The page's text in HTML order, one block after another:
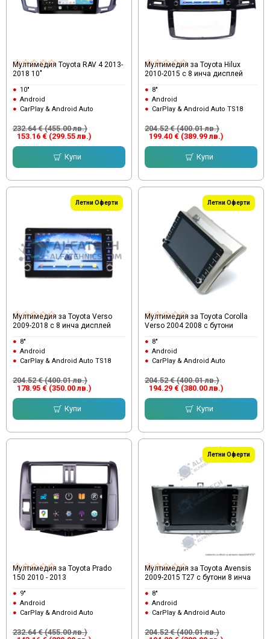
Мултимедия Toyota RAV 4 2013-
2018 10"
10"
Android
CarPlay & Android Auto
153.16 € (299.55 лв.)
232.64 € (455.00 лв.)
Купи
Мултимедия за Toyota Hilux
2010-2015 с 8 инча дисплей
8"
Android
CarPlay & Android Auto TS18
199.40 € (389.99 лв.)
204.52 € (400.01 лв.)
Купи
Летни Оферти
Мултимедия за Toyota Verso
2009-2018 с 8 инча дисплей
8"
Android
CarPlay & Android Auto TS18
178.95 € (350.00 лв.)
204.52 € (400.01 лв.)
Купи
Летни Оферти
Мултимедия за Toyota Corolla
Verso 2004 2008 с бутони
8"
Android
CarPlay & Android Auto
194.29 € (380.00 лв.)
204.52 € (400.01 лв.)
Купи
Мултимедия за Toyota Prado
150 2010 - 2013
9"
Android
CarPlay & Android Auto
232.64 € (455.00 лв.)
Летни Оферти
Мултимедия за Toyota Avensis
2009-2015 T27 с бутони 8 инча
8"
Android
CarPlay & Android Auto
204.52 € (400.01 лв.)